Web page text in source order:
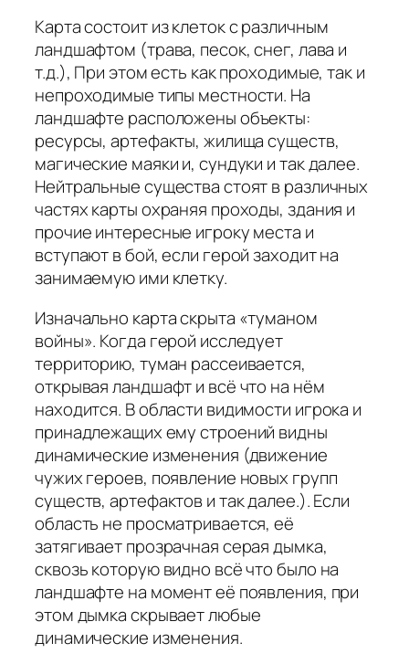
Карта состоит из клеток с различным
ландшафтом (трава, песок, снег, лава и
т.д.), При этом есть как проходимые, так и
непроходимые типы местности. На
ландшафте расположены объекты:
ресурсы, артефакты, жилища существ,
магические маяки и, сундуки и так далее.
Нейтральные существа стоят в различных
частях карты охраняя проходы, здания и
прочие интересные игроку места и
вступают в бой, если герой заходит на
занимаемую ими клетку.
Изначально карта скрыта «туманом
войны». Когда герой исследует
территорию, туман рассеивается,
открывая ландшафт и всё что на нём
находится. В области видимости игрока и
принадлежащих ему строений видны
динамические изменения (движение
чужих героев, появление новых групп
существ, артефактов и так далее.). Если
область не просматривается, её
затягивает прозрачная серая дымка,
сквозь которую видно всё что было на
ландшафте на момент её появления, при
этом дымка скрывает любые
динамические изменения.